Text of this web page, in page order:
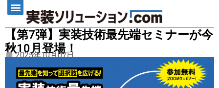
【第7弾】実装技術最先端セミナーが今
秋10月登場！
2025年10月07日